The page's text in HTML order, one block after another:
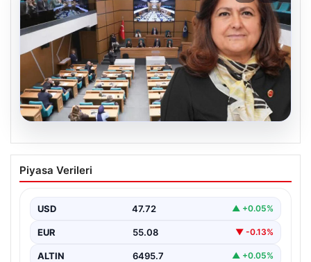
Üsküdar Belediyesi’nde başkanvekili
Sibel Tan Çetinkaya oldu
Piyasa Verileri
USD 47.72 ▲ +0.05%
EUR 55.08 ▼ -0.13%
ALTIN 6495.7 ▲ +0.05%